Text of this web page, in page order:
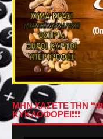
ΜΗΝ ΧΑΣΕΤΕ ΤΗΝ
ΚΥΚΛΟΦΟΡΕΙ!!!